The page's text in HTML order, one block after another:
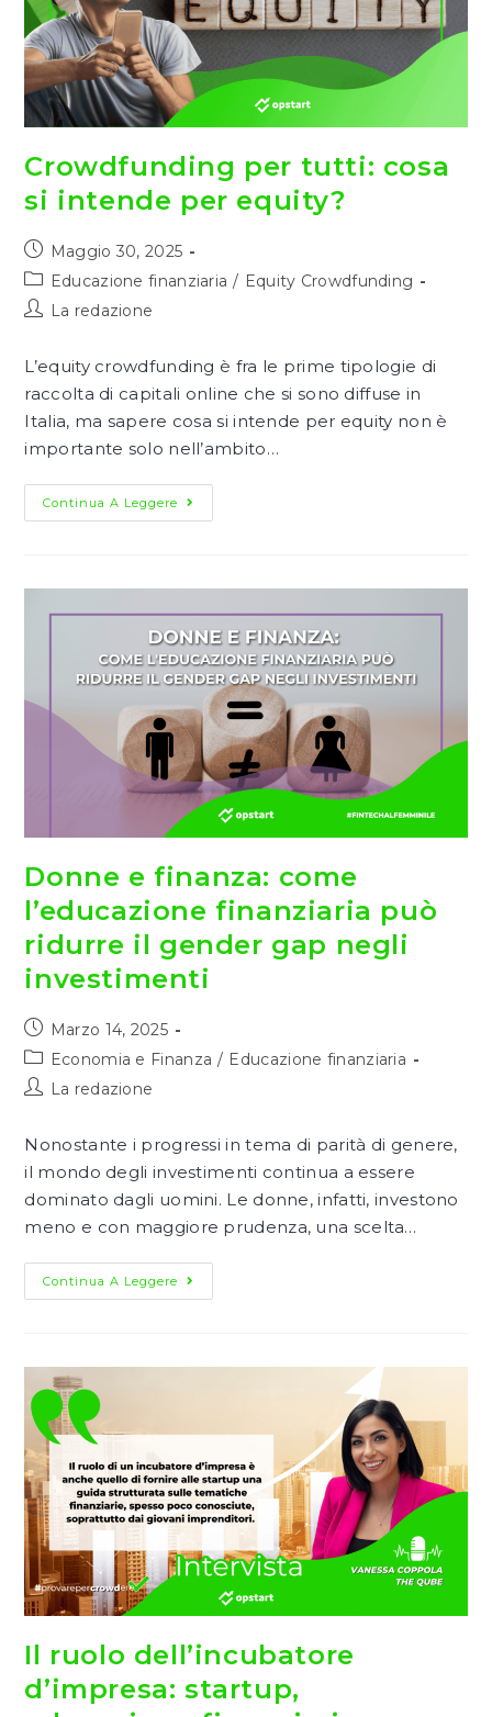
Crowdfunding per tutti: cosa
si intende per equity?
Articolo
pubblicato:
Maggio 30, 2025
Categoria
dell'articolo:
Educazione finanziaria / Equity Crowdfunding
AutoreLa redazione
L’equity crowdfunding è fra le prime tipologie di
raccolta di capitali online che si sono diffuse in
Italia, ma sapere cosa si intende per equity non è
importante solo nell’ambito…
Continua A Leggere Crowdfunding
Per
Equity?
Donne e finanza: come
l’educazione finanziaria può
ridurre il gender gap negli
investimenti
Articolo
pubblicato:
Marzo 14, 2025
Categoria
dell'articolo:
Economia e Finanza / Educazione finanziaria
AutoreLa redazione
Nonostante i progressi in tema di parità di genere,
il mondo degli investimenti continua a essere
dominato dagli uomini. Le donne, infatti, investono
meno e con maggiore prudenza, una scelta…
Continua A Leggere Donne
E
Può
Gap
Investimenti
Il ruolo dell’incubatore
d’impresa: startup,